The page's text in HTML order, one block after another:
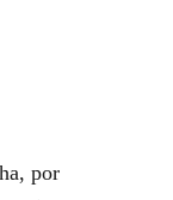
por